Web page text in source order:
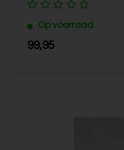
Op voorraad
99,95